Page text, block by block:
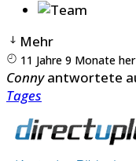
Mehr
11 Jahre 9 Monate her
Connyantwortete
Tages